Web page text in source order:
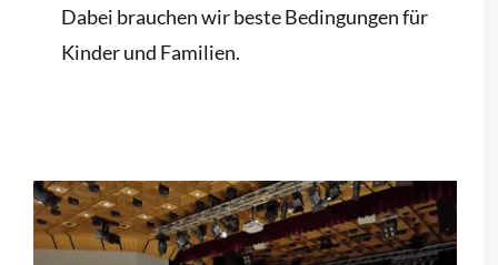
Dabei brauchen wir beste Bedingungen für
Kinder und Familien.